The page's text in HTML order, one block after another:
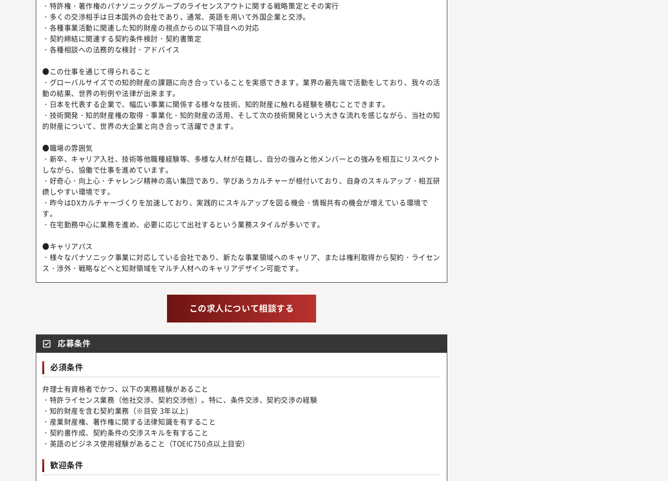
・特許権・著作権のパナソニックグループのライセンスアウトに関する戦略策定とその実行
・多くの交渉相手は日本国外の会社であり、通常、英語を用いて外国企業と交渉。
・各種事業活動に関連した知的財産の視点からの以下項目への対応
・契約締結に関連する契約条件検討・契約書策定
・各種相談への法務的な検討・アドバイス
●この仕事を通じて得られること
・グローバルサイズでの知的財産の課題に向き合っていることを実感できます。業界の最先端で活動をしており、我々の活
動の結果、世界の判例や法律が出来ます。
・日本を代表する企業で、幅広い事業に関係する様々な技術、知的財産に触れる経験を積むことできます。
・技術開発・知的財産権の取得・事業化・知的財産の活用、そして次の技術開発という大きな流れを感じながら、当社の知
的財産について、世界の大企業と向き合って活躍できます。
●職場の雰囲気
・新卒、キャリア入社、技術等他職種経験等、多様な人材が在籍し、自分の強みと他メンバーとの強みを相互にリスペクト
しながら、協働で仕事を進めています。
・好奇心・向上心・チャレンジ精神の高い集団であり、学びあうカルチャーが根付いており、自身のスキルアップ・相互研
鑽しやすい環境です。
・昨今はDXカルチャーづくりを加速しており、実践的にスキルアップを図る機会・情報共有の機会が増えている環境で
す。
・在宅勤務中心に業務を進め、必要に応じて出社するという業務スタイルが多いです。
●キャリアパス
・様々なパナソニック事業に対応している会社であり、新たな事業領域へのキャリア、または権利取得から契約・ライセン
ス・渉外・戦略などへと知財領域をマルチ人材へのキャリアデザイン可能です。
この求人について相談する
応募条件
必須条件
弁理士有資格者でかつ、以下の実務経験があること
・特許ライセンス業務（他社交渉、契約交渉他）。特に、条件交渉、契約交渉の経験
・知的財産を含む契約業務（※目安 3年以上)
・産業財産権、著作権に関する法律知識を有すること
・契約書作成、契約条件の交渉スキルを有すること
・英語のビジネス使用経験があること（TOEIC750点以上目安）
歓迎条件